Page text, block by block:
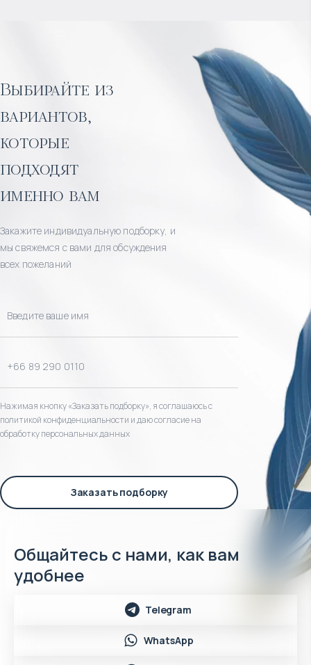
Выбирайте из
вариантов,
которые
подходят
именно вам
Закажите индивидуальную подборку, и
мы свяжемся с вами для обсуждения
всех пожеланий
Нажимая кнопку «Заказать подборку», я соглашаюсь с
политикой конфиденциальности и даю согласие на
обработку персональных данных
Заказать подборку
Общайтесь с нами, как вам
удобнее
Telegram
WhatsApp